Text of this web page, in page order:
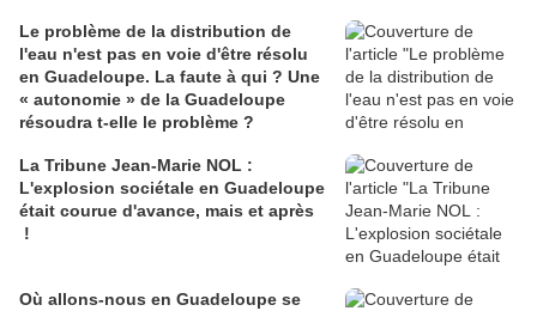
Le problème de la distribution de
l'eau n'est pas en voie d'être résolu
en Guadeloupe. La faute à qui ? Une
« autonomie » de la Guadeloupe
résoudra t-elle le problème ?
La Tribune Jean-Marie NOL :
L'explosion sociétale en Guadeloupe
était courue d'avance, mais et après
!
Où allons-nous en Guadeloupe se